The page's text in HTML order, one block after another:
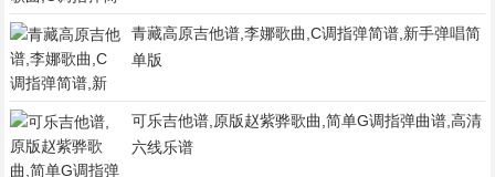
青藏高原吉他谱,李娜歌曲,C调指弹简谱,新手弹唱简
单版
可乐吉他谱,原版赵紫骅歌曲,简单G调指弹曲谱,高清
六线乐谱